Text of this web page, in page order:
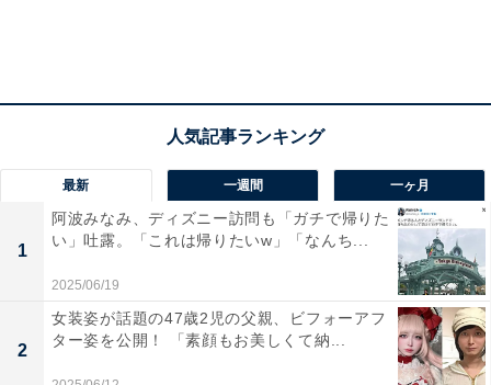
最新 一週間 一ヶ月
1
阿波みなみ、ディズニー訪問も「ガチで帰りた
い」吐露。「これは帰りたいw」「なんち...
2025/06/19
2
女装姿が話題の47歳2児の父親、ビフォーアフ
ター姿を公開！ 「素顔もお美しくて納...